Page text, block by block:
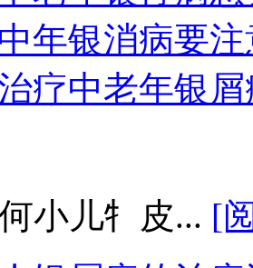
年银消病要
疗中老年银
小儿牜皮... [